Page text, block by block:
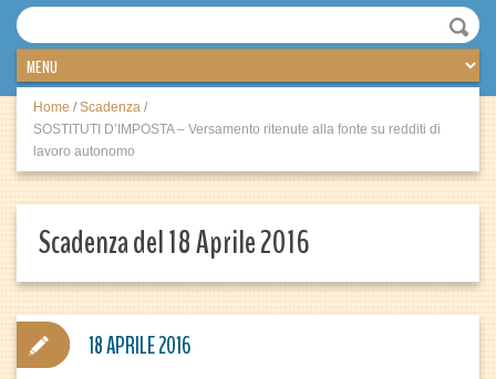
Home / Scadenza /
SOSTITUTI D’IMPOSTA – Versamento ritenute alla fonte su redditi di
lavoro autonomo
Scadenza del 18 Aprile 2016
18 APRILE 2016